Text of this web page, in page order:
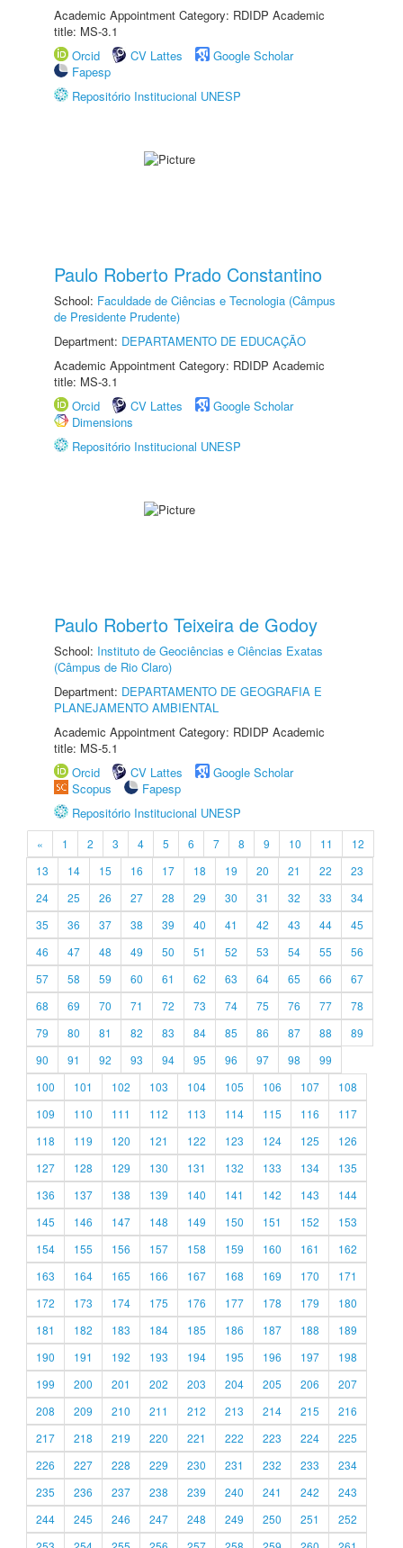
Academic Appointment Category: RDIDP Academic
title: MS-3.1
Orcid
CV Lattes
Google Scholar
Fapesp
Repositório Institucional UNESP
Paulo Roberto Prado Constantino
School: Faculdade de Ciências e Tecnologia (Câmpus
de Presidente Prudente)
Department: DEPARTAMENTO DE EDUCAÇÃO
Academic Appointment Category: RDIDP Academic
title: MS-3.1
Orcid
CV Lattes
Google Scholar
Dimensions
Repositório Institucional UNESP
Paulo Roberto Teixeira de Godoy
School: Instituto de Geociências e Ciências Exatas
(Câmpus de Rio Claro)
Department: DEPARTAMENTO DE GEOGRAFIA E
PLANEJAMENTO AMBIENTAL
Academic Appointment Category: RDIDP Academic
title: MS-5.1
Orcid
CV Lattes
Google Scholar
Scopus
Fapesp
Repositório Institucional UNESP
« 1 2 3 4 5 6 7 8 9 10 11
12
13
14 15 16 17 18 19 20 21 22
23
24
25 26 27 28 29 30 31 32 33
34
35
36 37 38 39 40 41 42 43 44
45
46
47 48 49 50 51 52 53 54 55
56
57
58 59 60 61 62 63 64 65 66
67
68
69 70 71 72 73 74 75 76 77
78
79
80 81 82 83 84 85 86 87 88
89
90
91 92 93 94 95 96 97 98
99
100
101 102 103 104 105 106 107
108
109
110 111 112 113 114 115 116
117
118
119 120 121 122 123 124 125
126
127
128 129 130 131 132 133 134
135
136
137 138 139 140 141 142 143
144
145
146 147 148 149 150 151 152
153
154
155 156 157 158 159 160 161
162
163
164 165 166 167 168 169 170
171
172
173 174 175 176 177 178 179
180
181
182 183 184 185 186 187 188
189
190
191 192 193 194 195 196 197
198
199
200 201 202 203 204 205 206
207
208
209 210 211 212 213 214 215
216
217
218 219 220 221 222 223 224
225
226
227 228 229 230 231 232 233
234
235
236 237 238 239 240 241 242
243
244
245 246 247 248 249 250 251
252